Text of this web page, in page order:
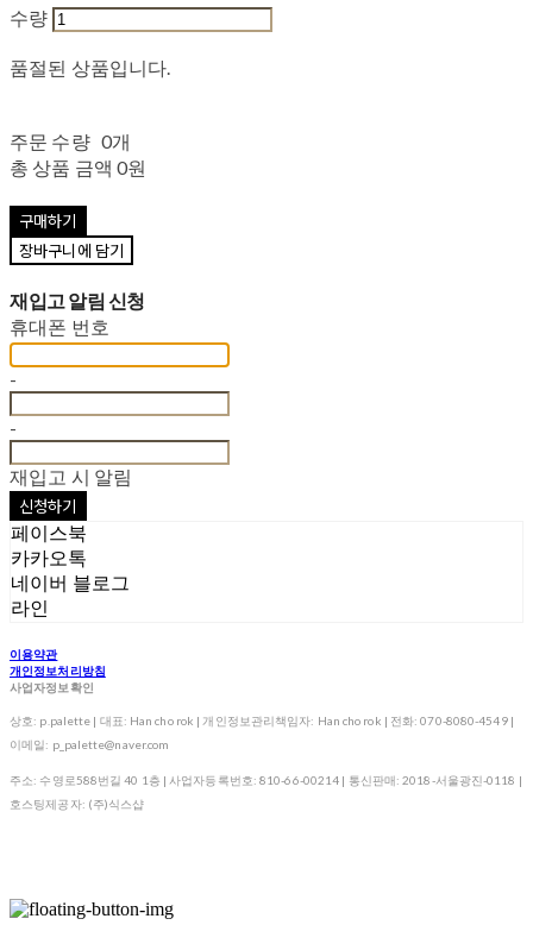
수량
품절된 상품입니다.
주문 수량 0개
총 상품 금액 0원
구매하기
장바구니에 담기
재입고 알림 신청
휴대폰 번호
-
-
재입고 시 알림
신청하기
페이스북
카카오톡
네이버 블로그
라인
이용약관
개인정보처리방침
사업자정보확인
상호: p.palette | 대표: Han cho rok | 개인정보관리책임자: Han cho rok | 전화: 070-8080-4549 |
이메일: p_palette@naver.com
주소: 수영로588번길 40 1층 | 사업자등록번호: 810-66-00214 | 통신판매:2018-서울광진-0118 |
호스팅제공자: (주)식스샵